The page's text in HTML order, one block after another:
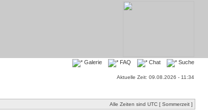
Galerie FAQ Chat Suche
Aktuelle Zeit: 09.08.2026 - 11:34
Alle Zeiten sind UTC [ Sommerzeit ]